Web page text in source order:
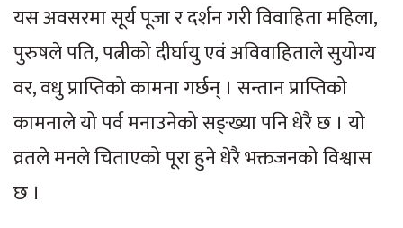
यस अवसरमा सूर्य पूजा र दर्शन गरी विवाहिता महिला,
पुरुषले पति, पत्नीको दीर्घायु एवं अविवाहिताले सुयोग्य
वर, वधु प्राप्तिको कामना गर्छन् । सन्तान प्राप्तिको
कामनाले यो पर्व मनाउनेको सङ्ख्या पनि धेरै छ । यो
व्रतले मनले चिताएको पूरा हुने धेरै भक्तजनको विश्वास
छ ।